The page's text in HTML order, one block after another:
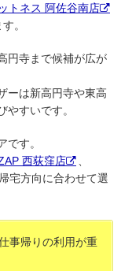
トネス 阿佐谷南店
。
円寺まで候補が広が
ーは新高円寺や東高
すいです。
す。
西荻窪店
宅方向に合わせて選
事帰りの利用が重